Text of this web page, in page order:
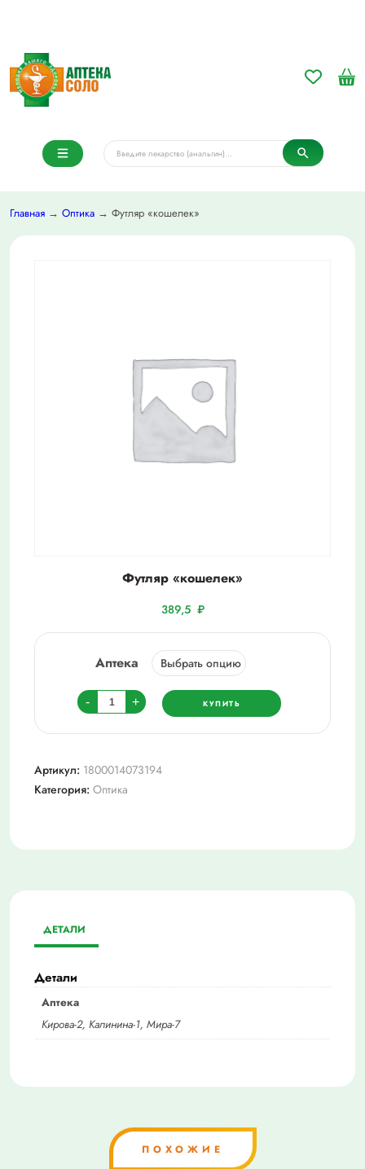
Главная → Оптика → Футляр «кошелек»
Футляр «кошелек»
389,5 ₽
Аптека
-
Количество
товара
Футляр
+ КУПИТЬ
Артикул: 1800014073194
Категория: Оптика
ДЕТАЛИ
Детали
Аптека
Кирова-2, Калинина-1, Мира-7
ПОХОЖИЕ